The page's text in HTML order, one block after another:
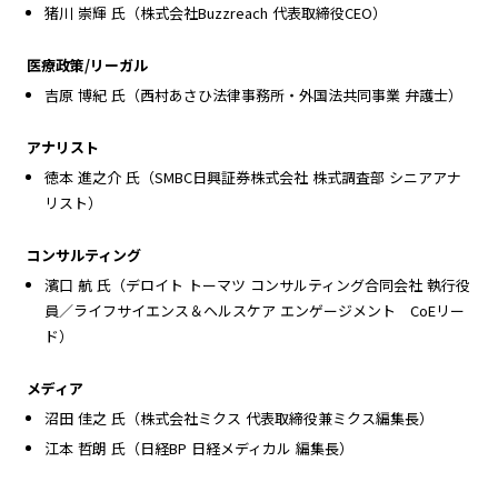
猪川 崇輝 氏（株式会社Buzzreach 代表取締役CEO）
医療政策/リーガル
吉原 博紀 氏（西村あさひ法律事務所・外国法共同事業 弁護士）
アナリスト
徳本 進之介 氏（SMBC日興証券株式会社 株式調査部 シニアアナ
リスト）
コンサルティング
濱口 航 氏（デロイト トーマツ コンサルティング合同会社 執行役
員／ライフサイエンス＆ヘルスケア エンゲージメント CoEリー
ド）
メディア
沼田 佳之 氏（株式会社ミクス 代表取締役兼ミクス編集長）
江本 哲朗 氏（日経BP 日経メディカル 編集長）